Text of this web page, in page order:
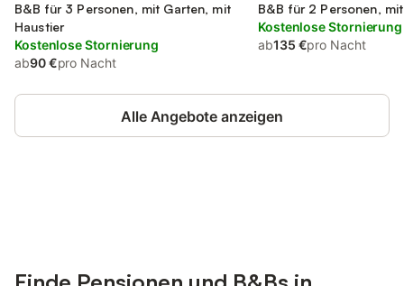
B&B für 3 Personen, mit Garten, mit
Haustier
Kostenlose Stornierung
ab90 €pro Nacht
B&B für 2 Personen,
Kostenlose Stornierung
ab135 €pro Nacht
Alle Angebote anzeigen